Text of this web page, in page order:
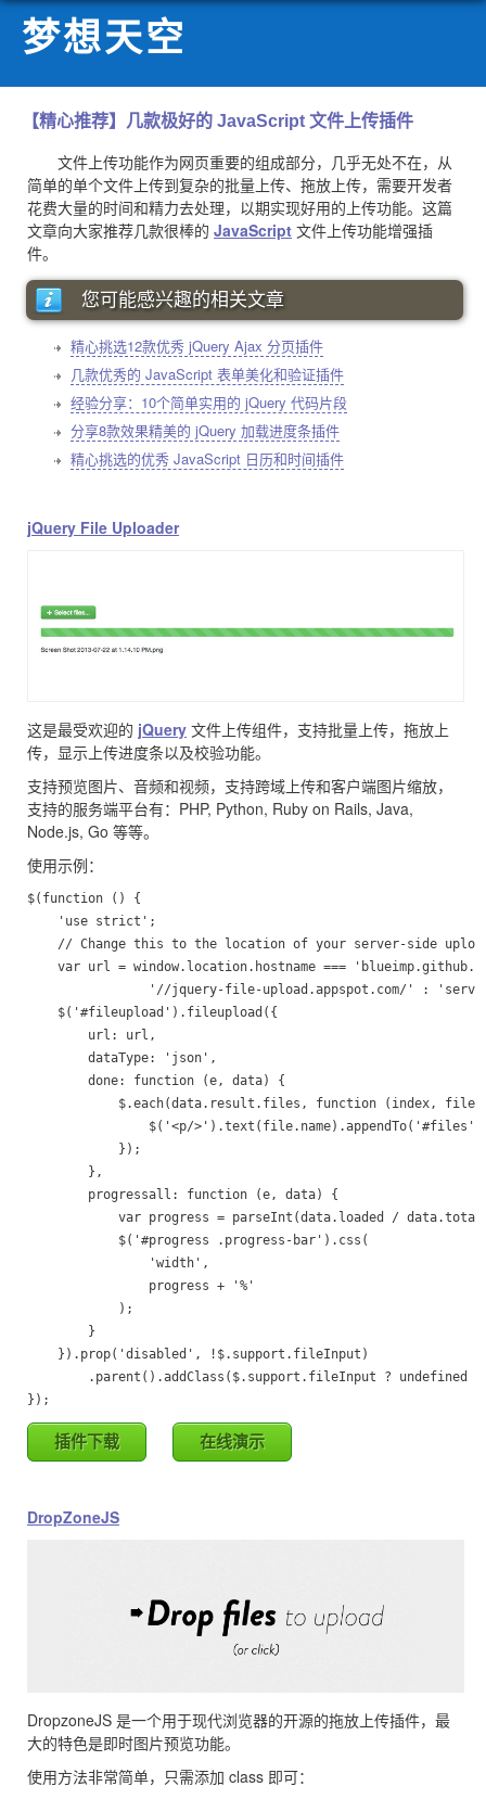
梦想天空
【精心推荐】几款极好的 JavaScript 文件上传插件
文件上传功能作为网页重要的组成部分，几乎无处不在，从
简单的单个文件上传到复杂的批量上传、拖放上传，需要开发者
花费大量的时间和精力去处理，以期实现好用的上传功能。这篇
文章向大家推荐几款很棒的 JavaScript 文件上传功能增强插
件。
您可能感兴趣的相关文章
精心挑选12款优秀 jQuery Ajax 分页插件
几款优秀的 JavaScript 表单美化和验证插件
经验分享：10个简单实用的 jQuery 代码片段
分享8款效果精美的 jQuery 加载进度条插件
精心挑选的优秀 JavaScript 日历和时间插件
jQuery File Uploader
这是最受欢迎的 jQuery 文件上传组件，支持批量上传，拖放上
传，显示上传进度条以及校验功能。
支持预览图片、音频和视频，支持跨域上传和客户端图片缩放，
支持的服务端平台有：PHP, Python, Ruby on Rails, Java,
Node.js, Go 等等。
使用示例：
$(function () {
    'use strict';
// Change this to the location of your server-side
var url = window.location.hostname ===
'//jquery-file-upload.appspot.com/' :
    $('#fileupload').fileupload({
        url: url,
        dataType: 'json',
        done: function (e, data) {
$.each(data.result.files, function (index, file)
$('<p/
            });
        },
        progressall: function (e, data) {
var progress = parseInt(data.loaded /
            $('#progress .progress-bar').css(
                'width',
                progress + '%'
            );
        }
    }).prop('disabled', !$.support.fileInput)
.parent().addClass($.support.fileInput ? undefined
});
插件下载 在线演示
DropZoneJS
DropzoneJS 是一个用于现代浏览器的开源的拖放上传插件，最
大的特色是即时图片预览功能。
使用方法非常简单，只需添加 class 即可：